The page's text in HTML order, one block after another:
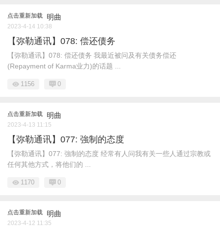
点击重新加载 明曲
2023-4-14 10:38
【弥勒通讯】078: 偿还债务
【弥勒通讯】078: 偿还债务 我最近被问及有关债务偿还
(Repayment of Karma业力)的话题 ...
1156 0
点击重新加载 明曲
2023-4-13 11:15
【弥勒通讯】077: 強制的态度
【弥勒通讯】077: 強制的态度 经常有人问我有关一些人通过宗教或
任何其他方式，将他们的 ...
1170 0
点击重新加载 明曲
2023-4-12 11:35